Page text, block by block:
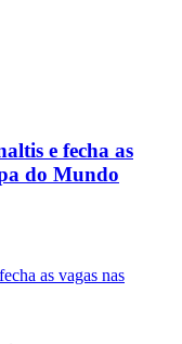
e fecha as
do Mundo